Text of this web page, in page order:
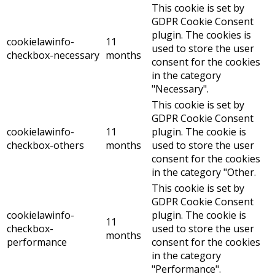
cookielawinfo-
checkbox-necessary
11
months
This cookie is set by
GDPR Cookie Consent
plugin. The cookies is
used to store the user
consent for the cookies
in the category
"Necessary".
cookielawinfo-
checkbox-others
11
months
This cookie is set by
GDPR Cookie Consent
plugin. The cookie is
used to store the user
consent for the cookies
in the category "Other.
cookielawinfo-
checkbox-
performance
11
months
This cookie is set by
GDPR Cookie Consent
plugin. The cookie is
used to store the user
consent for the cookies
in the category
"Performance".